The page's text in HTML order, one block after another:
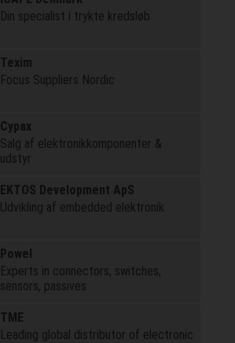
Din specialist i trykte kredsløb
Texim
Focus Suppliers Nordic
Cypax
Salg af elektronik­komponenter &
udstyr
EKTOS Development ApS
Udvikling af embedded elektronik
Powel
Experts in connectors, switches,
sensors, passives
TME
Leading global distributor of electronic